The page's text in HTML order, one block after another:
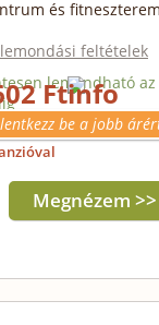
és
feltételek
lemondható
ig
Ft
be a jobb
Megnézem >>